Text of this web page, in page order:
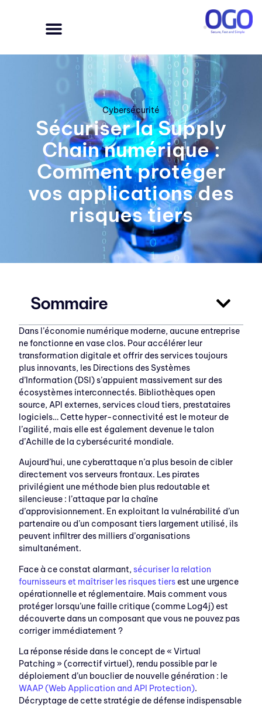
Cybersécurité
Sécuriser la Supply
Chain numérique :
Comment protéger
vos applications des
risques tiers
Sommaire
Dans l’économie numérique moderne, aucune entreprise
ne fonctionne en vase clos. Pour accélérer leur
transformation digitale et offrir des services toujours
plus innovants, les Directions des Systèmes
d’Information (DSI) s’appuient massivement sur des
écosystèmes interconnectés. Bibliothèques open
source, API externes, services cloud tiers, prestataires
logiciels… Cette hyper-connectivité est le moteur de
l’agilité, mais elle est également devenue le talon
d’Achille de la cybersécurité mondiale.
Aujourd’hui, une cyberattaque n’a plus besoin de cibler
directement vos serveurs frontaux. Les pirates
privilégient une méthode bien plus redoutable et
silencieuse : l’attaque par la chaîne
d’approvisionnement. En exploitant la vulnérabilité d’un
partenaire ou d’un composant tiers largement utilisé, ils
peuvent infiltrer des milliers d’organisations
simultanément.
Face à ce constat alarmant,sécuriser la relation
fournisseurs et maîtriser les risques tiers est une urgence
opérationnelle et réglementaire. Mais comment vous
protéger lorsqu’une faille critique (comme Log4j) est
découverte dans un composant que vous ne pouvez pas
corriger immédiatement ?
La réponse réside dans le concept de « Virtual
Patching » (correctif virtuel), rendu possible par le
déploiement d’un bouclier de nouvelle génération : le
WAAP (Web Application and API Protection).
Décryptage de cette stratégie de défense indispensable